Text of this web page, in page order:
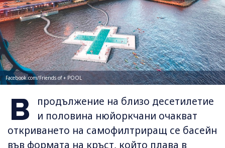
Facebook.com/Friends of + POOL
В
продължение на близо десетилетие
и половина нюйоркчани очакват
откриването на самофилтриращ се басейн
във формата на кръст, който плава в